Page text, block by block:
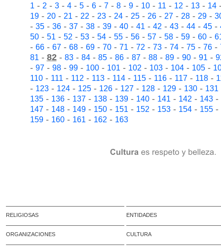
1- 2- 3- 4- 5- 6- 7- 8- 9- 10- 11- 12- 13- 14
19- 20- 21- 22- 23- 24- 25- 26- 27- 28- 29-
- 35- 36- 37- 38- 39- 40- 41- 42- 43- 44- 45-
50- 51- 52- 53- 54- 55- 56- 57- 58- 59- 60-
- 66- 67- 68- 69- 70- 71- 72- 73- 74- 75- 76-
81- 82- 83- 84- 85- 86- 87- 88- 89- 90- 91-
- 97- 98- 99- 100- 101- 102- 103- 104- 105-
110- 111- 112- 113- 114- 115- 116- 117- 118-
- 123- 124- 125- 126- 127- 128- 129- 130- 131
135- 136- 137- 138- 139- 140- 141- 142- 143-
147- 148- 149- 150- 151- 152- 153- 154- 155-
159- 160- 161- 162- 163
RELIGIOSAS ENTIDADES
ORGANIZACIONES CULTURA